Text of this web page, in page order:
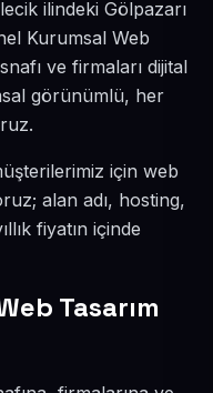
ilindeki Gölpazarı
Kurumsal Web
ve firmaları dijital
görünümlü, her
için web
alan adı, hosting,
fiyatın içinde
Tasarım